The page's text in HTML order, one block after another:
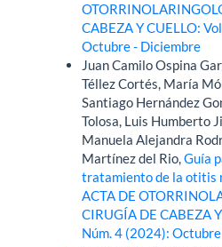
CABEZA Y CUELLO:
Octubre - Diciembre
Juan Camilo Ospina
Téllez Cortés, María
Santiago Hernández
Tolosa, Luis Humberto
Manuela Alejandra
Martínez del Rio,Guía
tratamiento de la otitis
ACTA DE
CIRUGÍA DE CABEZA
Núm. 4 (2024):